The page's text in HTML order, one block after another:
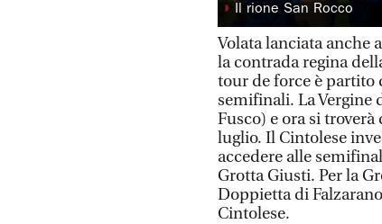
◗ Il rione San Rocco
Volata lanciata anche
la contrada regina
tour de force è partito
semifinali. La Vergine
Fusco) e ora si
luglio. Il Cintolese
accedere alle
Grotta Giusti. Per la
Doppietta di
Cintolese.